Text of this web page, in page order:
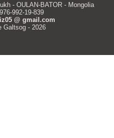
- OULAN-BATOR - Mongolia
992-19-839
@ gmail.com
Galtsog - 2026